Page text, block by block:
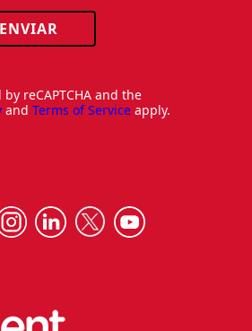
ENVIAR
reCAPTCHA and the
and Terms of Service apply.